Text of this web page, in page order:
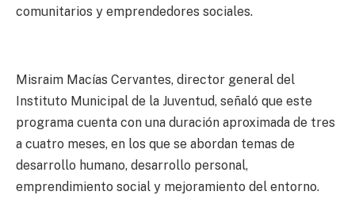
comunitarios y emprendedores sociales.
Misraim Macías Cervantes, director general del
Instituto Municipal de la Juventud, señaló que este
programa cuenta con una duración aproximada de tres
a cuatro meses, en los que se abordan temas de
desarrollo humano, desarrollo personal,
emprendimiento social y mejoramiento del entorno.